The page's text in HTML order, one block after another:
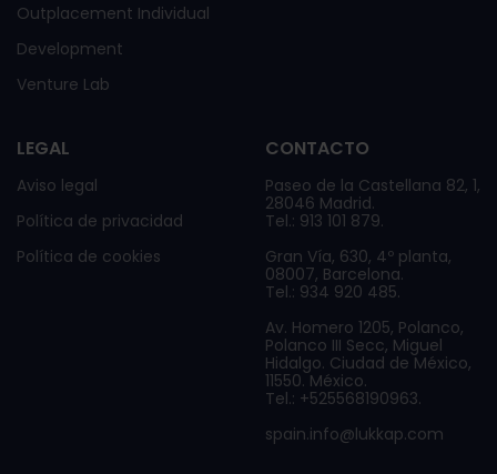
Outplacement Individual
Development
Venture Lab
LEGAL
Aviso legal
Política de privacidad
Política de cookies
CONTACTO
Paseo de la Castellana 82, 1,
28046 Madrid.
Tel.: 913 101 879.
Gran Vía, 630, 4º planta,
08007, Barcelona.
Tel.: 934 920 485.
Av. Homero 1205, Polanco,
Polanco III Secc, Miguel
Hidalgo. Ciudad de México,
11550. México.
Tel.: +525568190963.
spain.info@lukkap.com